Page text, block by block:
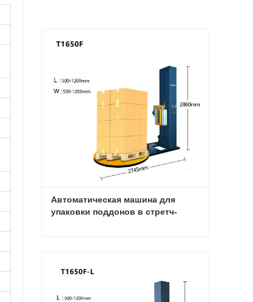
Автоматическая машина для
упаковки поддонов в стретч-
Связаться сейчас